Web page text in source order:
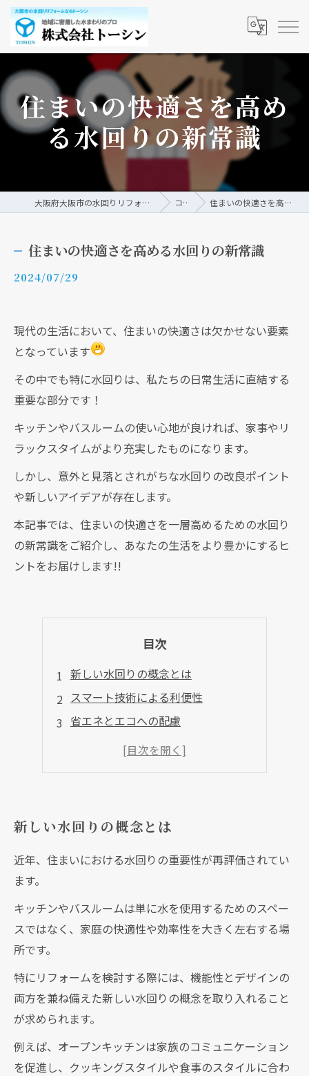
住まいの快適さを高め
る水回りの新常識
大阪府大阪市の水回りリフォームなら株式会社トーシン コラム 住まいの快適さを高める水回りの新常識
住まいの快適さを高める水回りの新常識
2024/07/29
現代の生活において、住まいの快適さは欠かせない要素
となっています
その中でも特に水回りは、私たちの日常生活に直結する
重要な部分です！
キッチンやバスルームの使い心地が良ければ、家事やリ
ラックスタイムがより充実したものになります。
しかし、意外と見落とされがちな水回りの改良ポイント
や新しいアイデアが存在します。
本記事では、住まいの快適さを一層高めるための水回り
の新常識をご紹介し、あなたの生活をより豊かにするヒ
ントをお届けします!!
目次
新しい水回りの概念とは
スマート技術による利便性
省エネとエコへの配慮
自分らしさを反映するデザイン
新しい水回りの概念とは
近年、住まいにおける水回りの重要性が再評価されてい
ます。
キッチンやバスルームは単に水を使用するためのスペー
スではなく、家庭の快適性や効率性を大きく左右する場
所です。
特にリフォームを検討する際には、機能性とデザインの
両方を兼ね備えた新しい水回りの概念を取り入れること
が求められます。
例えば、オープンキッチンは家族のコミュニケーション
を促進し、クッキングスタイルや食事のスタイルに合わ